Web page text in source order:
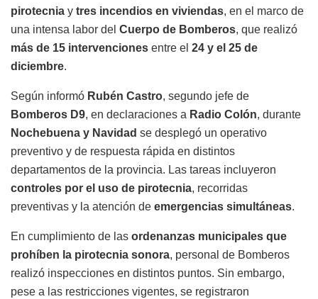
pirotecnia y tres incendios en viviendas, en el marco de
una intensa labor del Cuerpo de Bomberos, que realizó
más de 15 intervenciones entre el 24 y el 25 de
diciembre.
Según informó Rubén Castro, segundo jefe de
Bomberos D9, en declaraciones a Radio Colón, durante
Nochebuena y Navidad se desplegó un operativo
preventivo y de respuesta rápida en distintos
departamentos de la provincia. Las tareas incluyeron
controles por el uso de pirotecnia, recorridas
preventivas y la atención de emergencias simultáneas.
En cumplimiento de las ordenanzas municipales que
prohíben la pirotecnia sonora, personal de Bomberos
realizó inspecciones en distintos puntos. Sin embargo,
pese a las restricciones vigentes, se registraron